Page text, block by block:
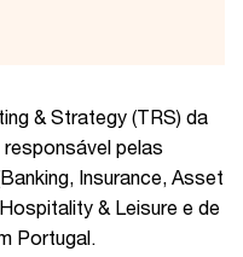
& Strategy (TRS) da
pelas
Insurance, Asset
& Leisure e de
Portugal.